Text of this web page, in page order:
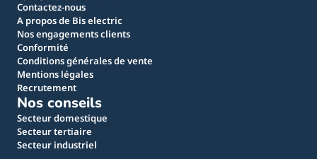
Contactez-nous
A propos de Bis electric
Nos engagements clients
Conformité
Conditions générales de vente
Mentions légales
Recrutement
Nos conseils
Secteur domestique
Secteur tertiaire
Secteur industriel